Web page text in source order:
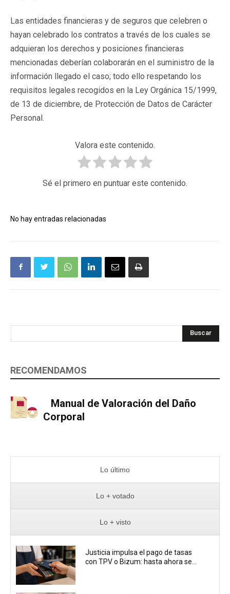
Las entidades financieras y de seguros que celebren o
hayan celebrado los contratos a través de los cuales se
adquieran los derechos y posiciones financieras
mencionadas deberían colaborarán en el suministro de la
información llegado el caso; todo ello respetando los
requisitos legales recogidos en la Ley Orgánica 15/1999,
de 13 de diciembre, de Protección de Datos de Carácter
Personal.
Valora este contenido.
Sé el primero en puntuar este contenido.
No hay entradas relacionadas
Buscar
RECOMENDAMOS
Manual de Valoración del Daño
Corporal
Lo último
Lo + votado
Lo + visto
Justicia impulsa el pago de tasas
con TPV o Bizum: hasta ahora se...